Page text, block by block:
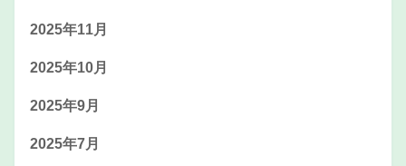
2025年11月
2025年10月
2025年9月
2025年7月